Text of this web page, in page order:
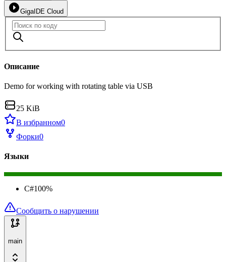
GigaIDE Cloud
Описание
Demo for working with rotating table via USB
25 KiB
В избранном0
Форки0
Языки
C#100%
Сообщить о нарушении
main